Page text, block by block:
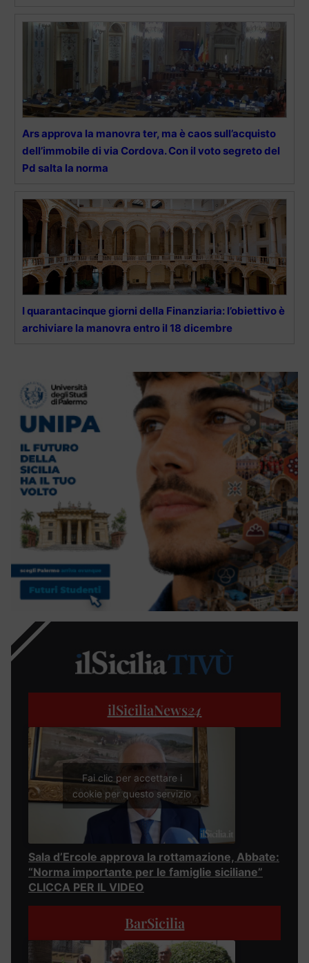
Ars approva la manovra ter, ma è caos sull’acquisto
dell’immobile di via Cordova. Con il voto segreto del
Pd salta la norma
I quarantacinque giorni della Finanziaria: l’obiettivo è
archiviare la manovra entro il 18 dicembre
ilSiciliaNews24
Fai clic per accettare i
cookie per questo servizio
Sala d’Ercole approva la rottamazione, Abbate:
“Norma importante per le famiglie siciliane”
CLICCA PER IL VIDEO
BarSicilia